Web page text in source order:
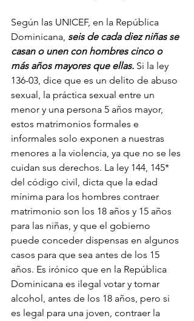
Según las UNICEF, en la República
Dominicana, seis de cada diez niñas se
casan o unen con hombres cinco o
más años mayores que ellas. Si la ley
136-03, dice que es un delito de abuso
sexual, la práctica sexual entre un
menor y una persona 5 años mayor,
estos matrimonios formales e
informales solo exponen a nuestras
menores a la violencia, ya que no se les
cuidan sus derechos. La ley 144, 145*
del código civil, dicta que la edad
mínima para los hombres contraer
matrimonio son los 18 años y 15 años
para las niñas, y que el gobierno
puede conceder dispensas en algunos
casos para que sea antes de los 15
años. Es irónico que en la República
Dominicana es ilegal votar y tomar
alcohol, antes de los 18 años, pero si
es legal para una joven, contraer la